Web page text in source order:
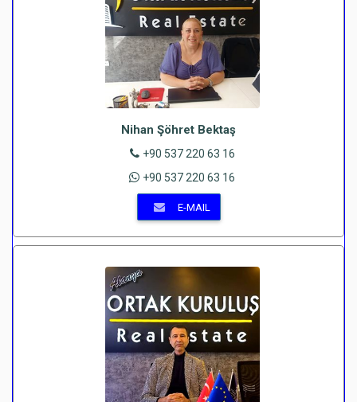
Nihan Şöhret Bektaş
+90 537 220 63 16
+90 537 220 63 16
E-MAIL